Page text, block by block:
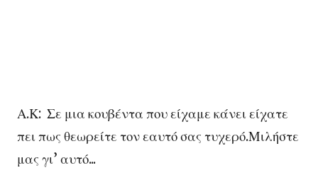
Α.Κ: Σε μια κουβέντα που είχαμε κάνει είχατε
πει πως θεωρείτε τον εαυτό σας τυχερό.Μιλήστε
μας γι’ αυτό...